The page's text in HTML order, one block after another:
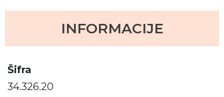
INFORMACIJE
Šifra
34.326.20